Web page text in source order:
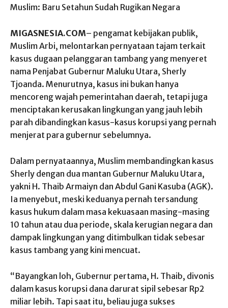
Muslim: Baru Setahun Sudah Rugikan Negara
MIGASNESIA.COM– pengamat kebijakan publik,
Muslim Arbi, melontarkan pernyataan tajam terkait
kasus dugaan pelanggaran tambang yang menyeret
nama Penjabat Gubernur Maluku Utara, Sherly
Tjoanda. Menurutnya, kasus ini bukan hanya
mencoreng wajah pemerintahan daerah, tetapi juga
menciptakan kerusakan lingkungan yang jauh lebih
parah dibandingkan kasus-kasus korupsi yang pernah
menjerat para gubernur sebelumnya.
Dalam pernyataannya, Muslim membandingkan kasus
Sherly dengan dua mantan Gubernur Maluku Utara,
yakni H. Thaib Armaiyn dan Abdul Gani Kasuba (AGK).
Ia menyebut, meski keduanya pernah tersandung
kasus hukum dalam masa kekuasaan masing-masing
10 tahun atau dua periode, skala kerugian negara dan
dampak lingkungan yang ditimbulkan tidak sebesar
kasus tambang yang kini mencuat.
“Bayangkan loh, Gubernur pertama, H. Thaib, divonis
dalam kasus korupsi dana darurat sipil sebesar Rp2
miliar lebih. Tapi saat itu, beliau juga sukses